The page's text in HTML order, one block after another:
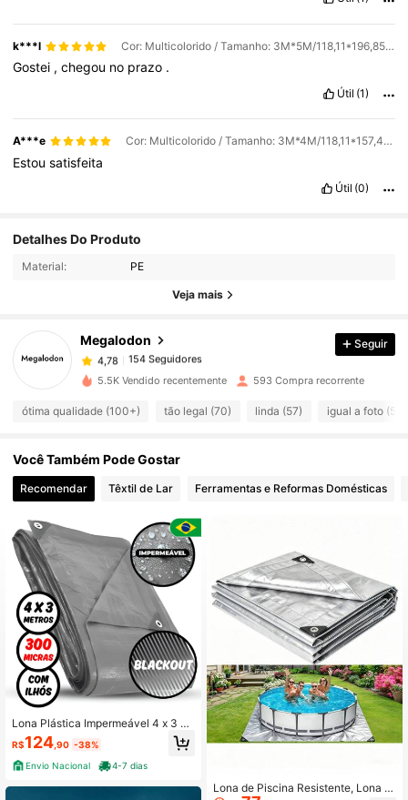
k***l Cor: Multicolorido / Tamanho: 3M*5M/118,11*196,85 pol.
Gostei ,chegou no prazo .
Útil (1)
A***e Cor: Multicolorido / Tamanho: 3M*4M/118,11*157,48 pol.
Estousatisfeita
Útil (0)
Detalhes Do Produto
Material: PE
Veja mais
Megalodon
4,78 154 Seguidores
154 Seguidores
4,78
154 Seguidores
b***7
pago1 dia atrás
4,78 154 Seguidores
4,78 154 Seguidores
154 Seguidores
4,78 154 Seguidores
4,78 154 Seguidores
154 Seguidores
4,78 154 Seguidores
Seguir
5.5K Vendido recentemente 593 Compra recorrente
ótima qualidade (100+) tão legal (70) linda (57) igual a foto (52)
Você Também Pode Gostar
Recomendar Têxtil de Lar Ferramentas e Reformas Domésticas
Lona Plástica Impermeável 4 x 3 M
etros Cinza 300 Micras Blackout
R$124 ,90 -38%
Envio Nacional
4-7 dias
Lona de Piscina Resistente, Lona I